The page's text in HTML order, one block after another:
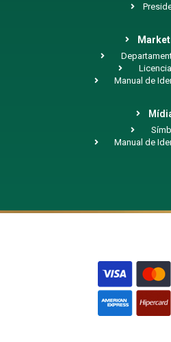
Manual de
Manual de